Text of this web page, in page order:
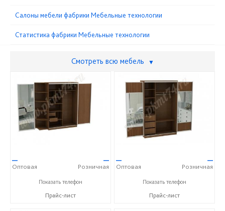
Cалоны мебели фабрики Мебельные технологии
Статистика фабрики Мебельные технологии
Смотреть всю мебель ▼
—
Оптовая
—
Розничная
+7 (351) 218-92-86
Показать телефон
Прайс-лист
—
Оптовая
—
Розничная
+7 (351) 218-92-86
Показать телефон
Прайс-лист